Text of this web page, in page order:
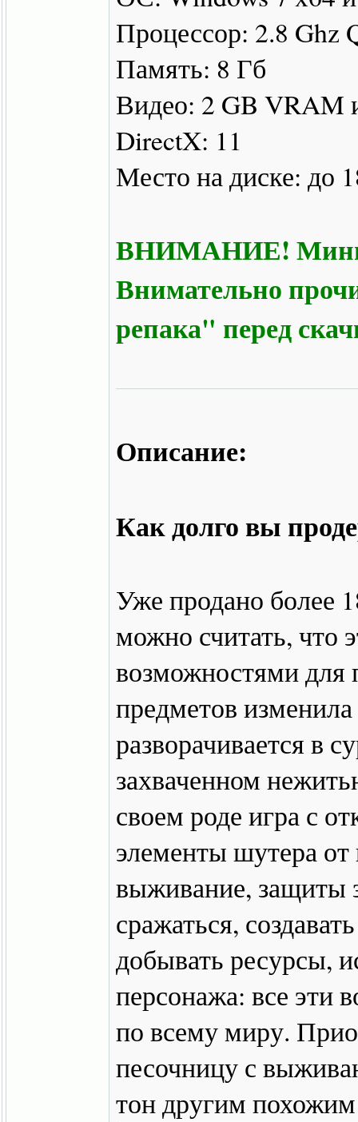
Процессор: 2.8 Ghz
Память: 8 Гб
Видео: 2 GB VRAM
DirectX: 11
Место на диске: до
ВНИМАНИЕ!
Внимательно
репака" перед
Описание:
Как долго вы
Уже продано более
можно считать, что
возможностями для
предметов
разворачивается в
захваченном
своем роде игра с
элементы шутера от
выживание, защиты
сражаться,
добывать ресурсы,
персонажа: все эти
по всему миру.
песочницу с
тон другим